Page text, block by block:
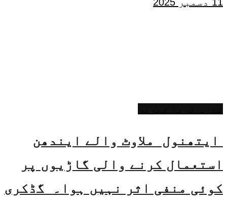
ایتھنول ملاوٹ والے ایندھن
استعمال کرنے والی گاڑیوں پر
کوئی منفی اثر نہیں ہوا۔ گڈکری